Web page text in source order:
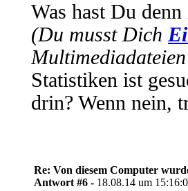
Was hast Du
(Du musst Dich
Statistiken ist
drin? Wenn nein,
Re: Von diesem Computer
Antwort #6 - 18.08.14 um